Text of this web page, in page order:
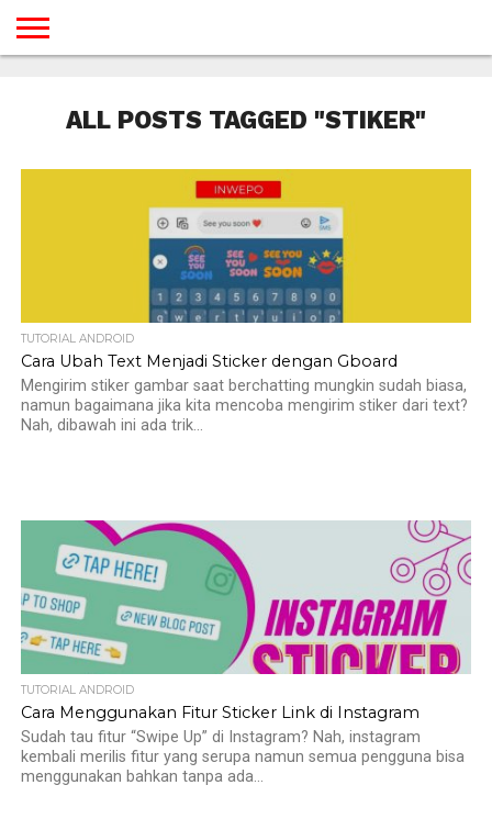
GAMES
DESAIN
ANDROID
YOUTUBE
INTERNET
WINDOWS
LINUX
MACINTOSH
MESSENGER
BLOGSPOT
WORDPRESS
PEMROGRAMAN
SEO
WEB
SERVER
ALL POSTS TAGGED "STIKER"
TUTORIAL ANDROID
Cara Ubah Text Menjadi Sticker dengan Gboard
Mengirim stiker gambar saat berchatting mungkin sudah biasa,
namun bagaimana jika kita mencoba mengirim stiker dari text?
Nah, dibawah ini ada trik...
TUTORIAL ANDROID
Cara Menggunakan Fitur Sticker Link di Instagram
Sudah tau fitur “Swipe Up” di Instagram? Nah, instagram
kembali merilis fitur yang serupa namun semua pengguna bisa
menggunakan bahkan tanpa ada...